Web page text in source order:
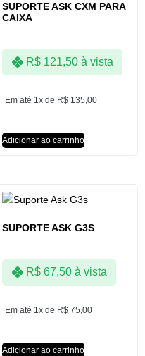
SUPORTE ASK CXM PARA
CAIXA
Em até 1x de R$ 135,00
R$121,50 à vista
Adicionar ao carrinho
SUPORTE ASK G3S
Em até 1x de R$ 75,00
R$67,50 à vista
Adicionar ao carrinho